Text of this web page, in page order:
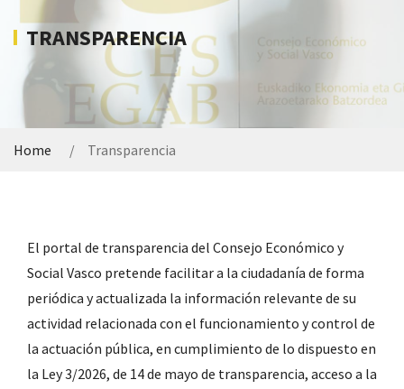
TRANSPARENCIA
Home Transparencia
El portal de transparencia del Consejo Económico y
Social Vasco pretende facilitar a la ciudadanía de forma
periódica y actualizada la información relevante de su
actividad relacionada con el funcionamiento y control de
la actuación pública, en cumplimiento de lo dispuesto en
la Ley 3/2026, de 14 de mayo de transparencia, acceso a la